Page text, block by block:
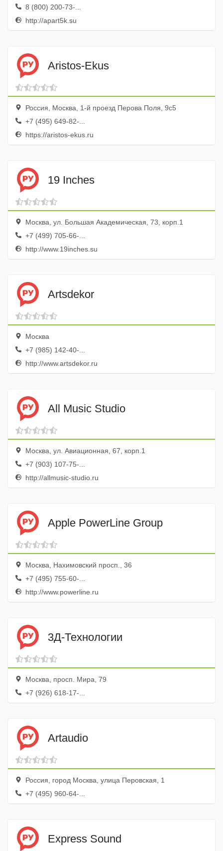
8 (800) 200-73-...
http://apart5k.su
Aristos-Ekus
Россия, Москва, 1-й проезд Перова Поля, 9с5
+7 (495) 649-82-...
https://aristos-ekus.ru
19 Inches
Москва, ул. Большая Академическая, 73, корп.1
+7 (499) 705-66-...
http://www.19inches.su
Artsdekor
Москва
+7 (985) 142-40-...
http://www.artsdekor.ru
All Music Studio
Москва, ул. Авиационная, 67, корп.1
+7 (903) 107-75-...
http://allmusic-studio.ru
Apple PowerLine Group
Москва, Нахимовский просп., 36
+7 (495) 755-60-...
http://www.powerline.ru
3Д-Технологии
Москва, просп. Мира, 79
+7 (926) 618-17-...
Artaudio
Россия, город Москва, улица Перовская, 1
+7 (495) 960-64-...
Express Sound